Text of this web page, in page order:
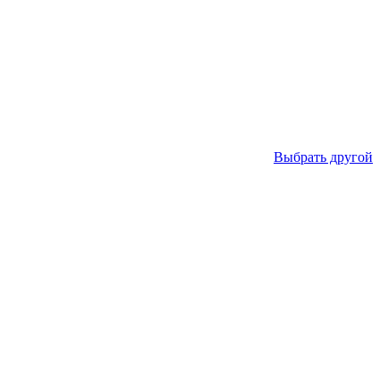
Выбрать другой